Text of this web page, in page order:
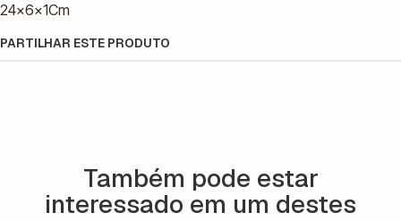
24x6x1Cm
PARTILHAR ESTE PRODUTO
Também pode estar
interessado em um destes